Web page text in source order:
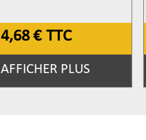
4,68 € TTC
AFFICHER PLUS